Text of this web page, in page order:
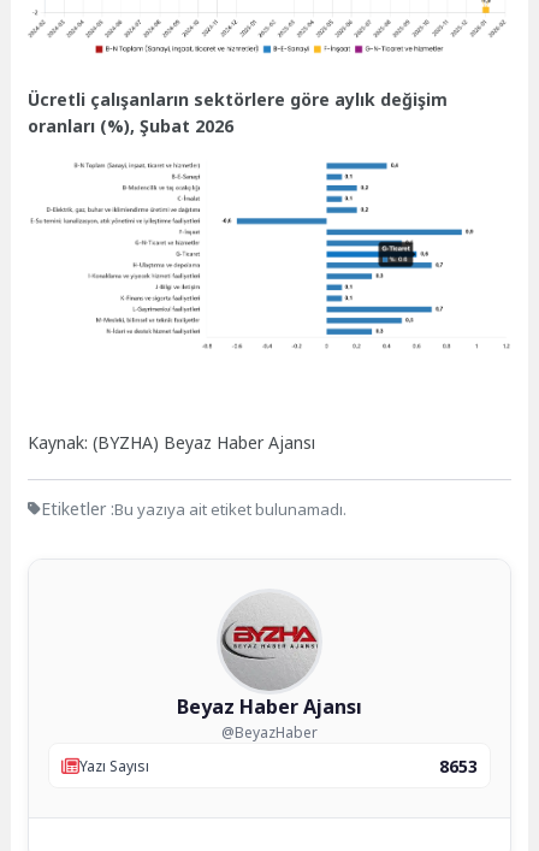
Ücretli çalışanların sektörlere göre aylık değişim
oranları (%), Şubat 2026
Kaynak: (BYZHA) Beyaz Haber Ajansı
Etiketler :Bu yazıya ait etiket bulunamadı.
Beyaz Haber Ajansı
@BeyazHaber
Yazı Sayısı
8653